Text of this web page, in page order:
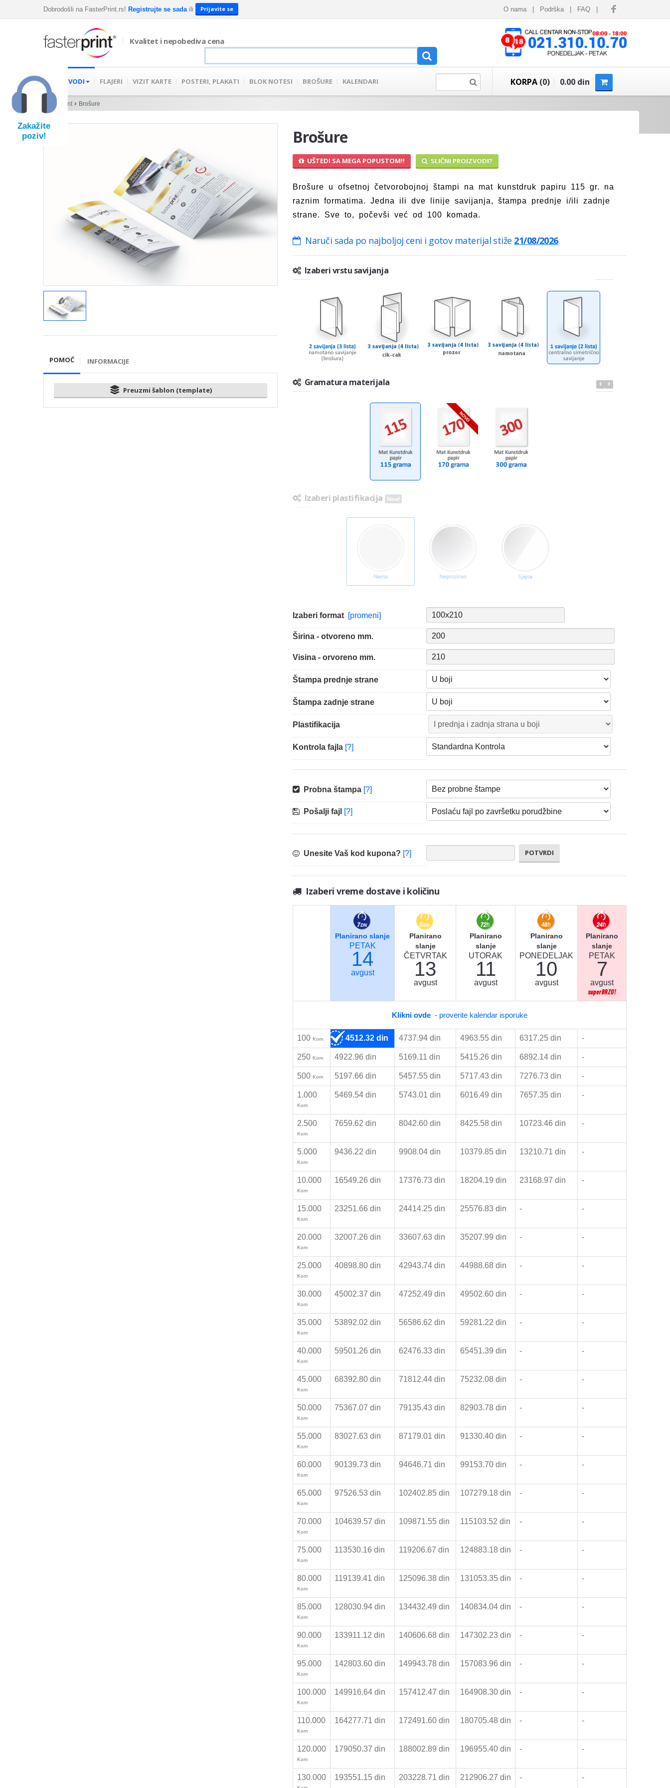
Dobrodošli na FasterPrint.rs! Registrujte se sadaili Prijavite se O nama Podrška FAQ
Kvalitet i nepobediva cena
PROIZVODI FLAJERI VIZIT KARTE POSTERI, PLAKATI BLOK NOTESI BROŠURE KALENDARI KORPA (0) 0.00 din
Fasterprint Brošure
POMOĆ INFORMACIJE
Preuzmi šablon (template)
Brošure
UŠTEDI SA MEGA POPUSTOM!! SLIČNI PROIZVODI?
Brošure u ofsetnoj četvorobojnoj štampi na mat kunstdruk papiru 115 gr. na
raznim formatima. Jedna ili dve linije savijanja, štampa prednje i/ili zadnje
strane. Sve to, počevši već od 100 komada.
Naruči sada po najboljoj ceni i gotov materijal stiže 21/08/2026
Izaberi vrstu savijanja
Gramatura materijala
Izaberi plastifikacija New!
Izaberi format [promeni]
Širina - otvoreno mm.
Visina - orvoreno mm.
Štampa prednje strane
Štampa zadnje strane
Plastifikacija
Kontrola fajla [?]
Probna štampa [?]
Pošalji fajl [?]
Unesite Vaš kod kupona? [?]
Izaberi vreme dostave i količinu
Planirano slanje
PETAK
14
avgust
Planirano
slanje
ČETVRTAK
13
avgust
Planirano
slanje
UTORAK
11
avgust
Planirano
slanje
PONEDELJAK
10
avgust
Planirano
slanje
PETAK
7
avgust
Klikni ovde - proverite kalendar isporuke
100 Kom 4512.32 din 4737.94 din 4963.55 din 6317.25 din -
250 Kom 4922.96 din 5169.11 din 5415.26 din 6892.14 din -
500 Kom 5197.66 din 5457.55 din 5717.43 din 7276.73 din -
1.000
Kom
5469.54 din 5743.01 din 6016.49 din 7657.35 din -
2.500
Kom
7659.62 din 8042.60 din 8425.58 din 10723.46 din -
5.000
Kom
9436.22 din 9908.04 din 10379.85 din 13210.71 din -
10.000
Kom
16549.26 din 17376.73 din 18204.19 din 23168.97 din -
15.000
Kom
23251.66 din 24414.25 din 25576.83 din - -
20.000
Kom
32007.26 din 33607.63 din 35207.99 din - -
25.000
Kom
40898.80 din 42943.74 din 44988.68 din - -
30.000
Kom
45002.37 din 47252.49 din 49502.60 din - -
35.000
Kom
53892.02 din 56586.62 din 59281.22 din - -
40.000
Kom
59501.26 din 62476.33 din 65451.39 din - -
45.000
Kom
68392.80 din 71812.44 din 75232.08 din - -
50.000
Kom
75367.07 din 79135.43 din 82903.78 din - -
55.000
Kom
83027.63 din 87179.01 din 91330.40 din - -
60.000
Kom
90139.73 din 94646.71 din 99153.70 din - -
65.000
Kom
97526.53 din 102402.85 din 107279.18 din - -
70.000
Kom
104639.57 din 109871.55 din 115103.52 din - -
75.000
Kom
113530.16 din 119206.67 din 124883.18 din - -
80.000
Kom
119139.41 din 125096.38 din 131053.35 din - -
85.000
Kom
128030.94 din 134432.49 din 140834.04 din - -
90.000
Kom
133911.12 din 140606.68 din 147302.23 din - -
95.000
Kom
142803.60 din 149943.78 din 157083.96 din - -
100.000
Kom
149916.64 din 157412.47 din 164908.30 din - -
110.000
Kom
164277.71 din 172491.60 din 180705.48 din - -
120.000
Kom
179050.37 din 188002.89 din 196955.40 din - -
130.000 193551.15 din 203228.71 din 212906.27 din - -
Zakažite
poziv!